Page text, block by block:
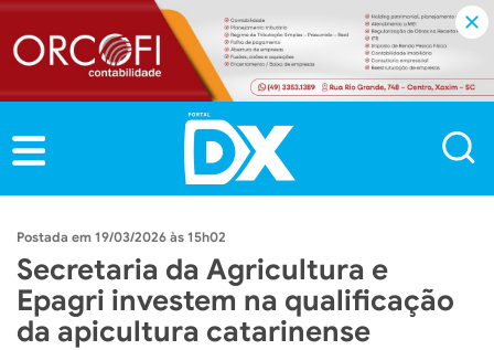
19/03/2026 às 15h02
Secretaria da Agricultura e
Epagri investem na qualificação
da apicultura catarinense